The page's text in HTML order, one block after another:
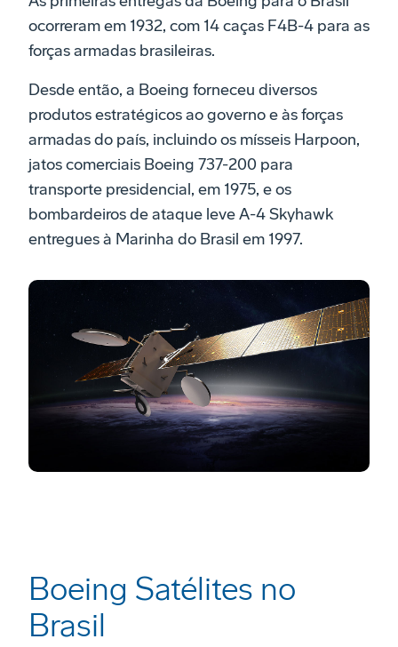
ocorreram em 1932, com 14 caças F4B-4 para as
forças armadas brasileiras.
Desde então, a Boeing forneceu diversos
produtos estratégicos ao governo e às forças
armadas do país, incluindo os mísseis Harpoon,
jatos comerciais Boeing 737-200 para
transporte presidencial, em 1975, e os
bombardeiros de ataque leve A-4 Skyhawk
entregues à Marinha do Brasil em 1997.
Boeing Satélites no
Brasil